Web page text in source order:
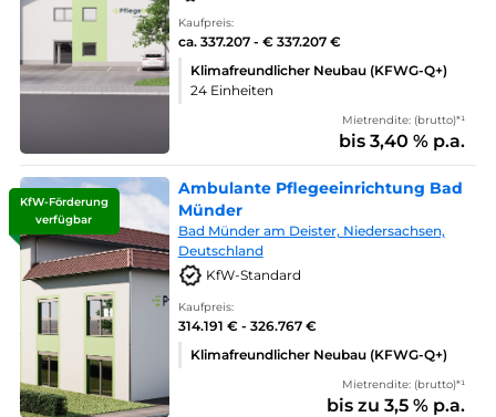
Kaufpreis:
ca. 337.207 - € 337.207 €
Klimafreundlicher Neubau (KFWG-Q+)
24 Einheiten
Mietrendite: (brutto)*¹
bis 3,40 % p.a.
KfW-Förderung
verfügbar
Ambulante Pflegeeinrichtung Bad
Münder
Bad Münder am Deister, Niedersachsen,
Deutschland
KfW-Standard
Kaufpreis:
314.191 € - 326.767 €
Klimafreundlicher Neubau (KFWG-Q+)
Mietrendite: (brutto)*¹
bis zu 3,5 % p.a.